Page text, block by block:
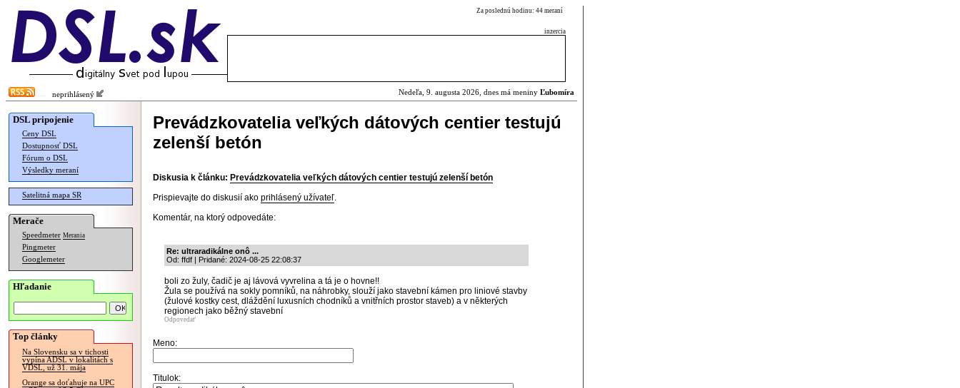
Za poslednú hodinu: 44 meraní
inzercia
neprihlásený Nedeľa, 9. augusta 2026, dnes má meniny Ľubomíra
DSL pripojenie
Ceny DSL
Dostupnosť DSL
Fórum o DSL
Výsledky meraní
Satelitná mapa SR
Merače
Speedmeter Merania
Pingmeter
Googlemeter
Hľadanie
Top články
Na Slovensku sa v tichosti
vypína ADSL v lokalitách s
VDSL, už 31. mája
Orange sa doťahuje na UPC
Prevádzkovatelia veľkých dátových centier testujú
zelenší betón
Diskusia k článku: Prevádzkovatelia veľkých dátových centier testujú zelenší betón
Prispievajte do diskusií ako prihlásený užívateľ.
Komentár, na ktorý odpovedáte:
Re: ultraradikálne onô ...
Od: ffdf | Pridané: 2024-08-25 22:08:37
boli zo žuly, čadič je aj lávová vyvrelina a tá je o hovne!!
Žula se používá na sokly pomníků, na náhrobky, slouží jako stavební kámen pro liniové stavby
(žulové kostky cest, dláždění luxusních chodníků a vnitřních prostor staveb) a v některých
regionech jako běžný stavební
Odpovedať
Meno:
Titulok: